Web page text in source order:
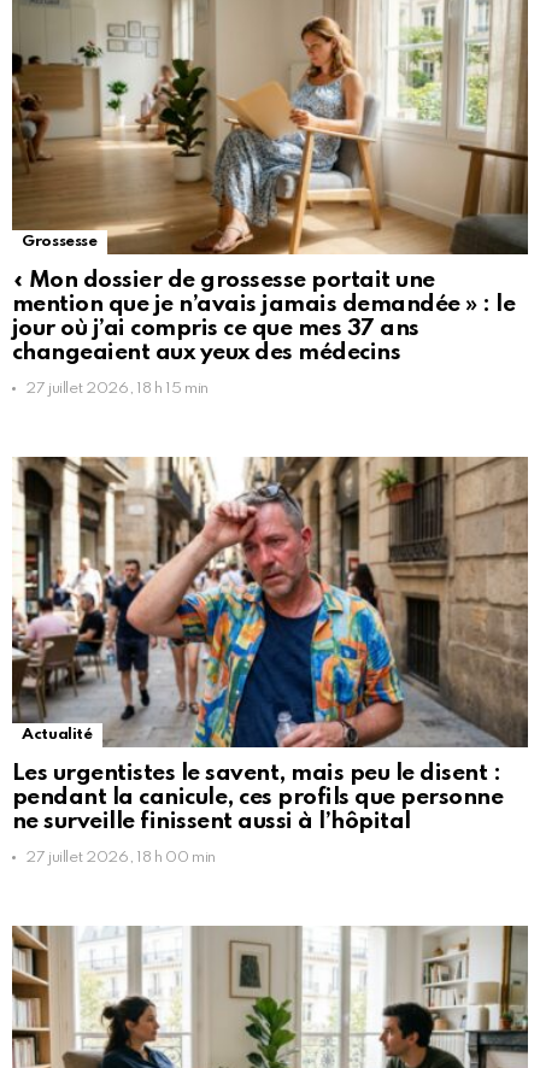
Grossesse
« Mon dossier de grossesse portait une
mention que je n’avais jamais demandée » : le
jour où j’ai compris ce que mes 37 ans
changeaient aux yeux des médecins
27 juillet 2026, 18 h 15 min
Actualité
Les urgentistes le savent, mais peu le disent :
pendant la canicule, ces profils que personne
ne surveille finissent aussi à l’hôpital
27 juillet 2026, 18 h 00 min